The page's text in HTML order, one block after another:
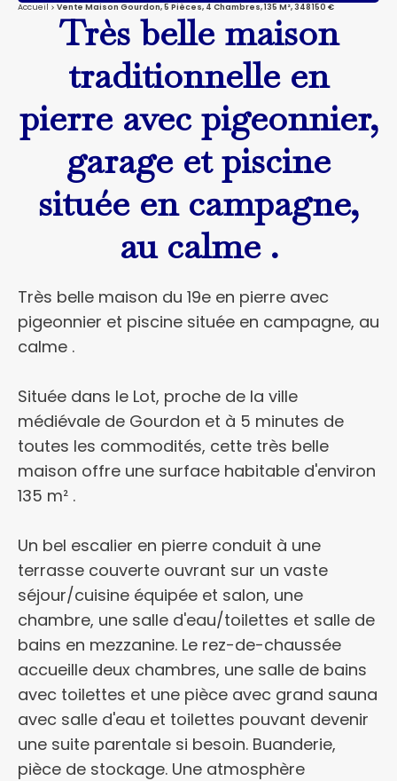
Accueil Vente Maison Gourdon, 5 Pièces, 4 Chambres, 135 M², 348 150 €
Très belle maison
traditionnelle en
pierre avec pigeonnier,
garage et piscine
située en campagne,
au calme .
Très belle maison du 19e en pierre avec
pigeonnier et piscine située en campagne, au
calme .
Située dans le Lot, proche de la ville
médiévale de Gourdon et à 5 minutes de
toutes les commodités, cette très belle
maison offre une surface habitable d'environ
135 m² .
Un bel escalier en pierre conduit à une
terrasse couverte ouvrant sur un vaste
séjour/cuisine équipée et salon, une
chambre, une salle d'eau/toilettes et salle de
bains en mezzanine. Le rez-de-chaussée
accueille deux chambres, une salle de bains
avec toilettes et une pièce avec grand sauna
avec salle d'eau et toilettes pouvant devenir
une suite parentale si besoin. Buanderie,
pièce de stockage. Une atmosphère